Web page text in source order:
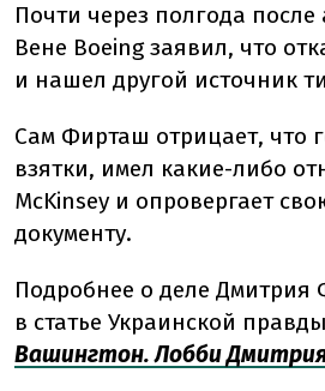
Почти через полгода
Вене Boeing заявил, что
и нашел другой источник
Сам Фирташ отрицает, что
взятки, имел какие-либо
McKinsey и опровергает
документу.
Подробнее о деле Дмитрия
в статье Украинской
Вашингтон. Лобби